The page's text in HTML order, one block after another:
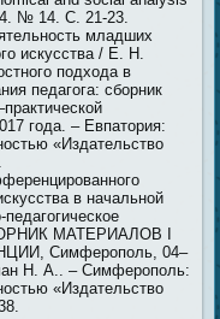
№ 14. С. 21-23.
младших
искусства / Е. Н.
подхода в
педагога: сборник
года. – Евпатория:
«Издательство
в начальной
МАТЕРИАЛОВ I
Симферополь, 04–
Н. А.. – Симферополь:
«Издательство